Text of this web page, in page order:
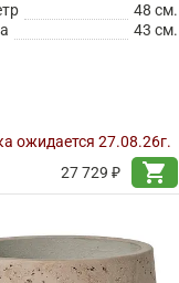
48 см.
43 см.
ожидается 27.08.26г.
27 729 ₽
shopping_cart